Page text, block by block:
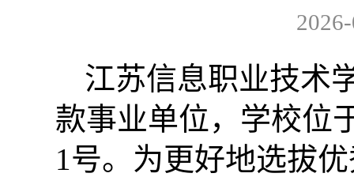
江苏信息职业技术
款事业单位，学校位
1号。为更好地选拔